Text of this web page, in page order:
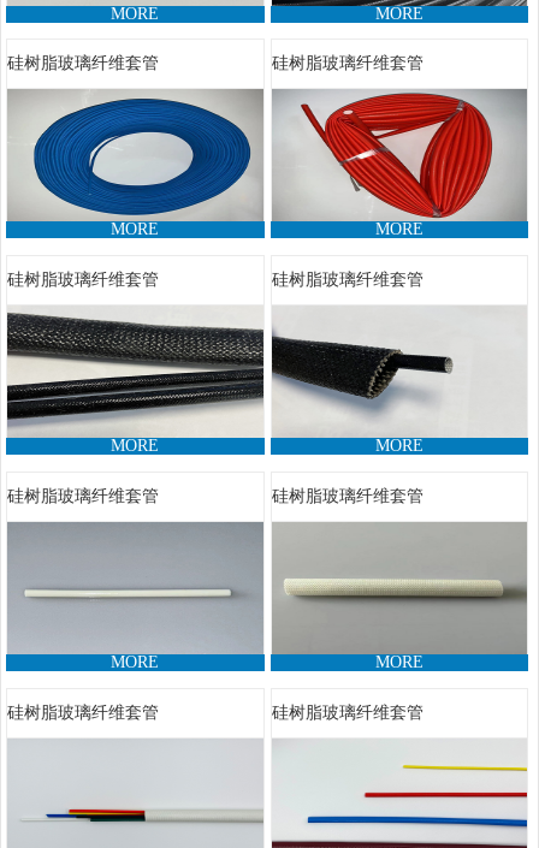
MORE MORE
硅树脂玻璃纤维套管
MORE
硅树脂玻璃纤维套管
MORE
硅树脂玻璃纤维套管
MORE
硅树脂玻璃纤维套管
MORE
硅树脂玻璃纤维套管
MORE
硅树脂玻璃纤维套管
MORE
硅树脂玻璃纤维套管 硅树脂玻璃纤维套管